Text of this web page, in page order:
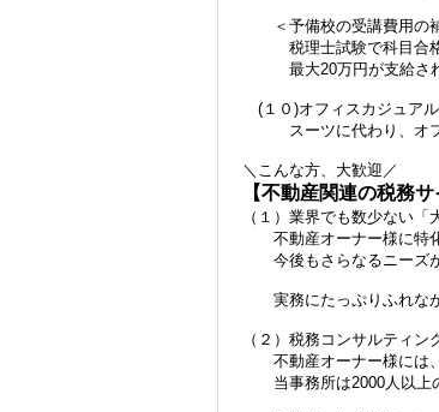
＜予備校の受講費用の
税理士試験で科目合格
最大20万円が支給され
(１０)オフィスカジュア
スーツに代わり、オフ
＼こんな方、大歓迎／
【不動産関連の税務
（１）業界でも数少ない
不動産オーナー様に特化
今後もさらなるニーズが
実務にたっぷりふれなが
（２）税務コンサルティン
不動産オーナー様には、
当事務所は2000人以上の